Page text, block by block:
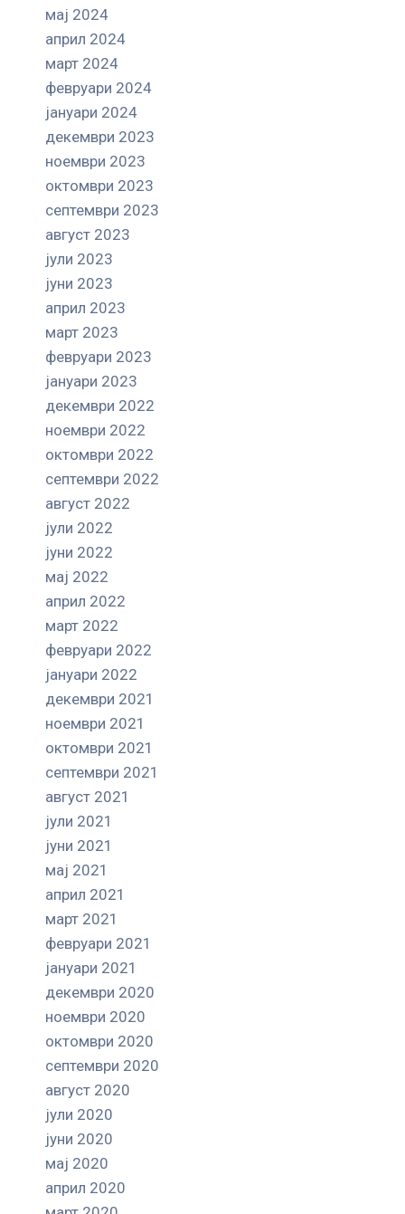
мај 2024
април 2024
март 2024
февруари 2024
јануари 2024
декември 2023
ноември 2023
октомври 2023
септември 2023
август 2023
јули 2023
јуни 2023
април 2023
март 2023
февруари 2023
јануари 2023
декември 2022
ноември 2022
октомври 2022
септември 2022
август 2022
јули 2022
јуни 2022
мај 2022
април 2022
март 2022
февруари 2022
јануари 2022
декември 2021
ноември 2021
октомври 2021
септември 2021
август 2021
јули 2021
јуни 2021
мај 2021
април 2021
март 2021
февруари 2021
јануари 2021
декември 2020
ноември 2020
октомври 2020
септември 2020
август 2020
јули 2020
јуни 2020
мај 2020
април 2020